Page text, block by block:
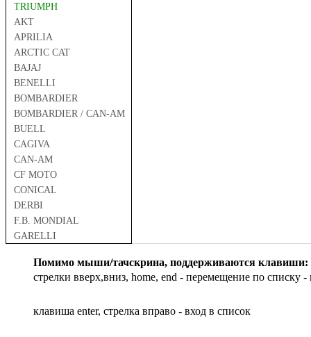
TRIUMPH
AKT
APRILIA
ARCTIC CAT
BAJAJ
BENELLI
BOMBARDIER
BOMBARDIER / CAN-AM
BUELL
CAGIVA
CAN-AM
CF MOTO
CONICAL
DERBI
F.B. MONDIAL
GARELLI
GILERA
HARLEY DAVIDSON
Помимо мыши/тачскрина, поддерживаются клавиши:
стрелки вверх,вниз, home, end - перемещение по списку
клавиша enter, стрелка вправо - вход в список